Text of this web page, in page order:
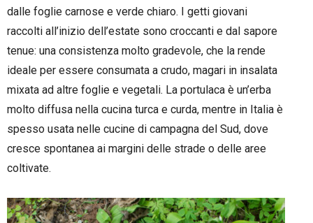
dalle foglie carnose e verde chiaro. I getti giovani
raccolti all’inizio dell’estate sono croccanti e dal sapore
tenue: una consistenza molto gradevole, che la rende
ideale per essere consumata a crudo, magari in insalata
mixata ad altre foglie e vegetali. La portulaca è un’erba
molto diffusa nella cucina turca e curda, mentre in Italia è
spesso usata nelle cucine di campagna del Sud, dove
cresce spontanea ai margini delle strade o delle aree
coltivate.